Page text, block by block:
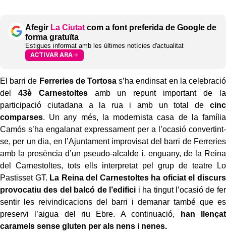
Afegir La Ciutat com a font preferida de Google de
forma gratuïta
Estigues informat amb les últimes notícies d'actualitat
ACTIVAR ARA
El barri de Ferreries de Tortosas’ha endinsat en la celebració
del 43è Carnestoltesamb un repunt important de la
participació ciutadana a la rua i amb un total de cinc
comparses. Un any més, la modernista casa de la família
Camós s’ha engalanat expressament per a l’ocasió convertint-
se, per un dia, en l’Ajuntament improvisat del barri de Ferreries
amb la presència d’un pseudo-alcalde i, enguany, de la Reina
del Carnestoltes, tots ells interpretat pel grup de teatre Lo
Pastisset GT. La Reina del Carnestoltes ha oficiat el discurs
provocatiu des del balcó de l’edifici i ha tingut l’ocasió de fer
sentir les reivindicacions del barri i demanar també que es
preservi l’aigua del riu Ebre. A continuació,
han llençat
caramels sense gluten per als nens i nenes.